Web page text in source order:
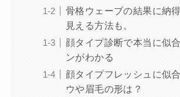
骨格ウェーブの結果に納
見える方法も。
顔タイプ診断で本当に似
ンがわかる
顔タイプフレッシュに似
ウや眉毛の形は？